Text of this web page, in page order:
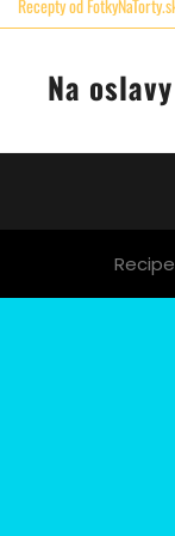
Recepty od
Na oslavy